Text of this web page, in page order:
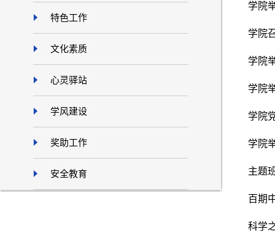
特色工作
文化素质
心灵驿站
学风建设
奖助工作
安全教育
学院
学院
学院
学院
学院
学院
主题
百期
科学